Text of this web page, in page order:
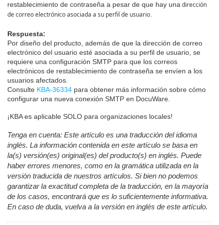
restablecimiento de contraseña a pesar de que hay una dirección
de correo electrónico asociada a su perfil de usuario
Respuesta:
Por diseño del producto, además de que la dirección de correo
electrónico del usuario esté asociada a su perfil de usuario, se
requiere una configuración SMTP para que los correos
electrónicos de restablecimiento de contraseña se envíen a los
usuarios afectados.
Consulte KBA-36334 para obtener más información sobre cómo
configurar una nueva conexión SMTP en DocuWare.
¡KBA es aplicable SOLO para organizaciones locales!
Tenga en cuenta: Este artículo es una traducción del idioma
inglés. La información contenida en este artículo se basa en
la(s) versión(es) original(es) del producto(s) en inglés. Puede
haber errores menores, como en la gramática utilizada en la
versión traducida de nuestros artículos. Si bien no podemos
garantizar la exactitud completa de la traducción, en la mayoría
de los casos, encontrará que es lo suficientemente informativa.
En caso de duda, vuelva a la versión en inglés de este artículo.